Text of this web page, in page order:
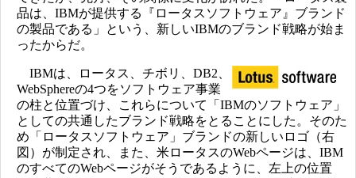
品は、IBMが提供する『ロータスソフトウェア』ブランド
の製品である」という、新しいIBMのブランド戦略が始ま
ったからだ。
IBMは、ロータス、チボリ、DB2、
WebSphereの4つをソフトウェア事業
の柱と位置づけ、これらについて「IBMのソフトウェア」
としての共通したブランド戦略をとることにした。そのた
め「ロータスソフトウェア」ブランドの新しいロゴ（右
図）が制定され、また、米ロータスのWebページは、IBM
のすべてのWebページがそうであるように、左上の位置